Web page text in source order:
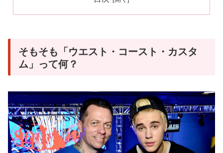
そもそも「ウエスト・コースト・カスタ
ム」って何？